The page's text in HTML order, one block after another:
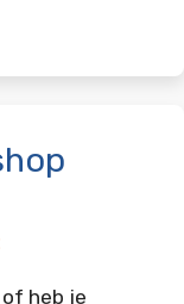
of heb je